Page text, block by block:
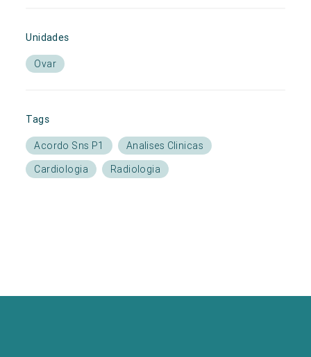
Unidades
Ovar
Tags
Acordo Sns P1
Analises Clinicas
Cardiologia
Radiologia